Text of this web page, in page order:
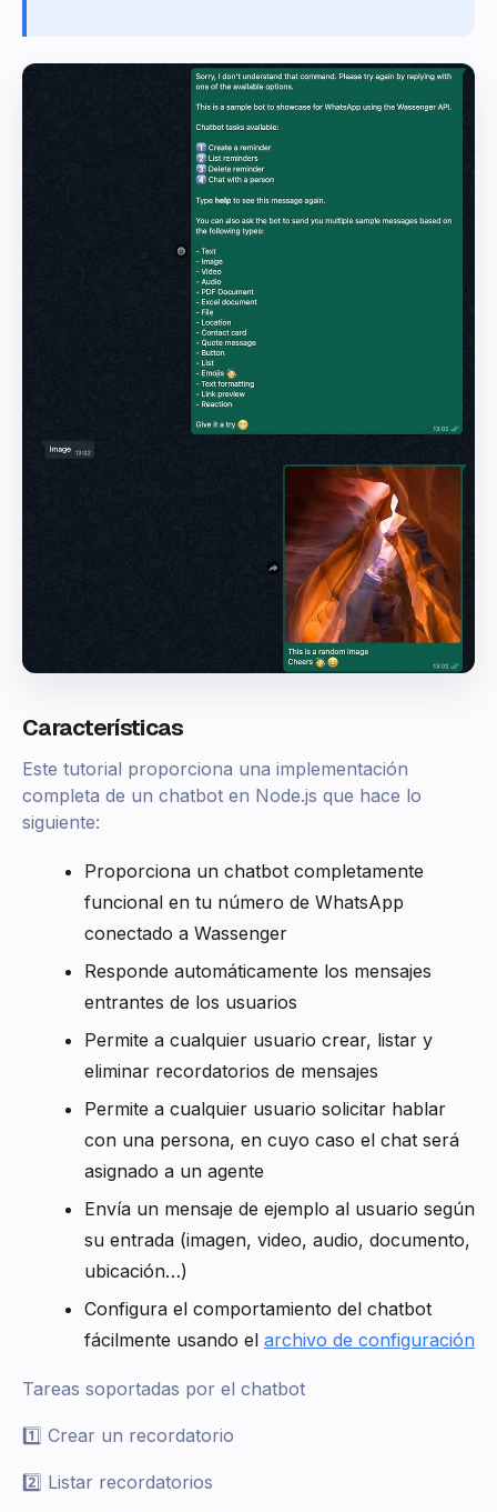
Características
Este tutorial proporciona una implementación
completa de un chatbot en Node.js que hace lo
siguiente:
Proporciona un chatbot completamente
funcional en tu número de WhatsApp
conectado a Wassenger
Responde automáticamente los mensajes
entrantes de los usuarios
Permite a cualquier usuario crear, listar y
eliminar recordatorios de mensajes
Permite a cualquier usuario solicitar hablar
con una persona, en cuyo caso el chat será
asignado a un agente
Envía un mensaje de ejemplo al usuario según
su entrada (imagen, video, audio, documento,
ubicación…)
Configura el comportamiento del chatbot
fácilmente usando el archivo de configuración
Tareas soportadas por el chatbot
1️⃣ Crear un recordatorio
2️⃣ Listar recordatorios